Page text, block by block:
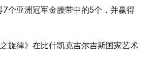
个亚洲冠军金腰带中的5个，并赢得
旋律》在比什凯克吉尔吉斯国家艺术